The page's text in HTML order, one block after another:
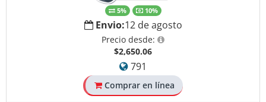
5% 10%
Envio:12 de agosto
Precio desde:
$2,650.06
791
Comprar en línea